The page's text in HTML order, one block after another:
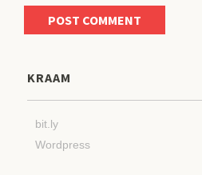
KRAAM
bit.ly
Wordpress